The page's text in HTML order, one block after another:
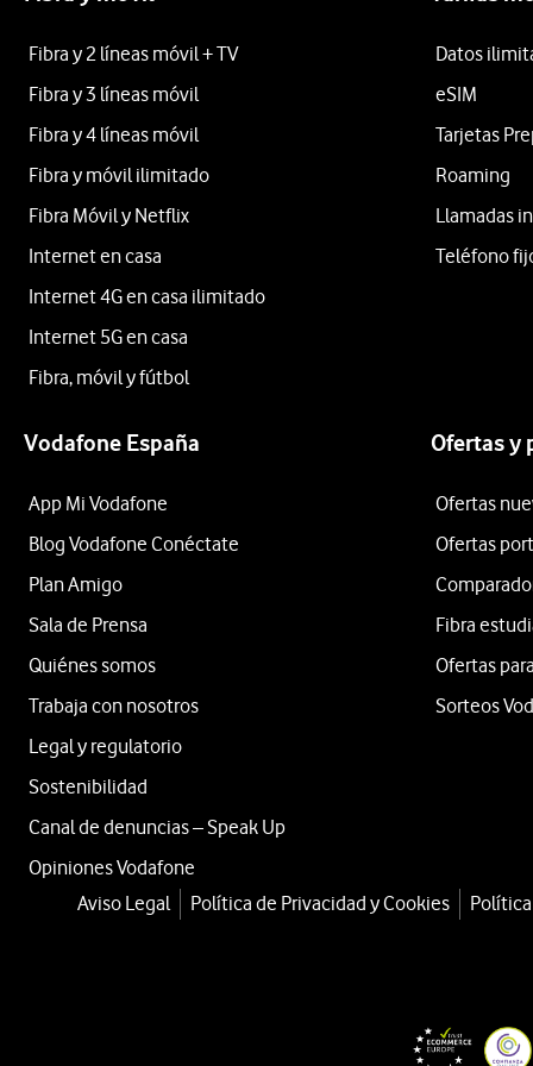
Fibra y 2 líneas móvil + TV
Fibra y 3 líneas móvil
Fibra y 4 líneas móvil
Fibra y móvil ilimitado
Fibra Móvil y Netflix
Internet en casa
Internet 4G en casa ilimitado
Internet 5G en casa
Fibra, móvil y fútbol
Datos
eSIM
Tarjetas
Roaming
Llamadas
Teléfono
Vodafone España
App Mi Vodafone
Blog Vodafone Conéctate
Plan Amigo
Sala de Prensa
Quiénes somos
Trabaja con nosotros
Legal y regulatorio
Sostenibilidad
Canal de denuncias – Speak Up
Opiniones Vodafone
Ofertas y
Ofertas
Ofertas
Fibra
Ofertas
Sorteos
Aviso Legal Política de Privacidad y Cookies